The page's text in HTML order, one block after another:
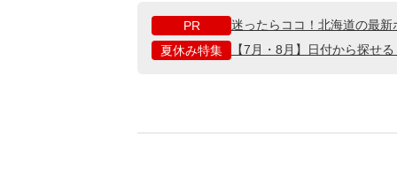
PR
迷ったらココ！北海道の最
夏休み特集
【7月・8月】日付から探せ